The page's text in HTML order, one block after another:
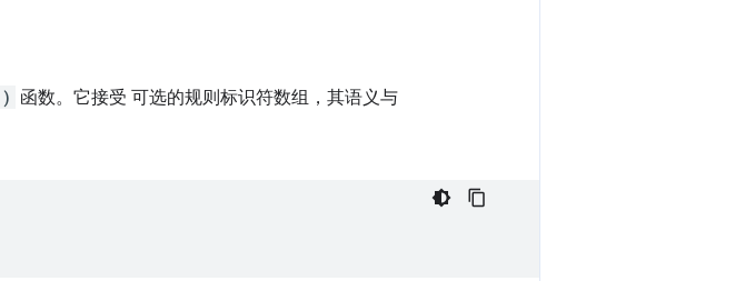
函数。它接受 可选的规则标识符数组，其语义与